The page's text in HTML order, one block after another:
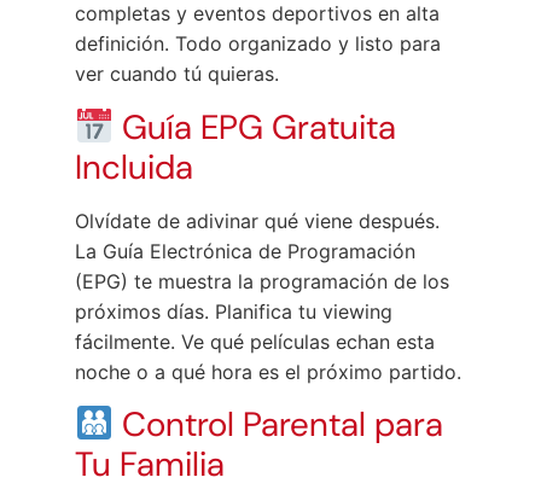
completas y eventos deportivos en alta
definición. Todo organizado y listo para
ver cuando tú quieras.
Guía EPG Gratuita
Incluida
Olvídate de adivinar qué viene después.
La Guía Electrónica de Programación
(EPG) te muestra la programación de los
próximos días. Planifica tu viewing
fácilmente. Ve qué películas echan esta
noche o a qué hora es el próximo partido.
Control Parental para
Tu Familia